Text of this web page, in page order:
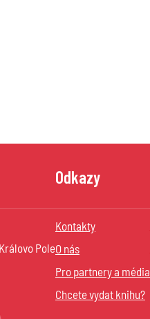
Pole
Odkazy
Kontakty
O nás
Pro partnery a média
Chcete vydat knihu?